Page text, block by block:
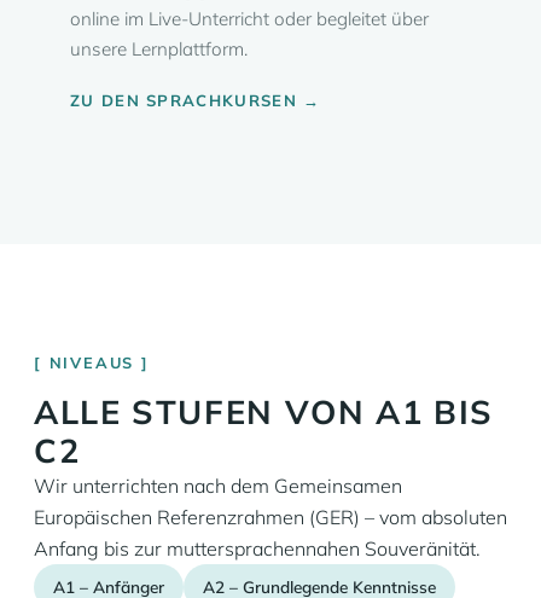
online im Live-Unterricht oder begleitet über
unsere Lernplattform.
ZU DEN SPRACHKURSEN →
NIVEAUS
ALLE STUFEN VON A1 BIS
C2
Wir unterrichten nach dem Gemeinsamen
Europäischen Referenzrahmen (GER) – vom absoluten
Anfang bis zur muttersprachennahen Souveränität.
A1 – Anfänger A2 – Grundlegende Kenntnisse